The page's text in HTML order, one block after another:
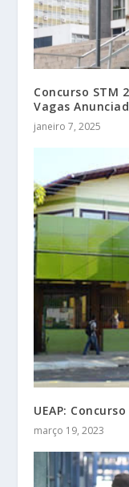
Concurso STM
Vagas
janeiro 7, 2025
UEAP:
março 19, 2023